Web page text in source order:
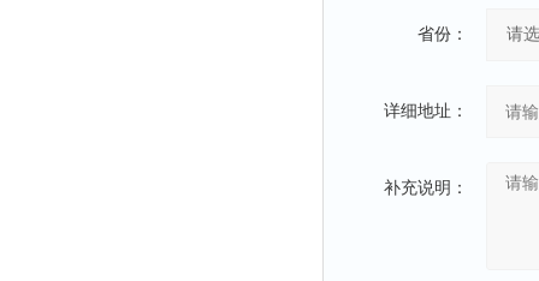
省份：
详细地址：
补充说明：